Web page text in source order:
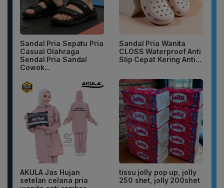
Sandal Pria Sepatu Pria
Casual Olahraga
Sendal Pria Sandal
Cowok...
Sandal Pria Wanita
CLOSS Waterproof Anti
Slip Cepat Kering Anti...
AKULA Jas Hujan
setelan celana pria
tissu jolly pop up, jolly
250 shet, jolly 200shet